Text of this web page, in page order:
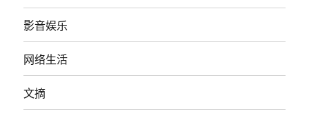
影音娱乐
网络生活
文摘